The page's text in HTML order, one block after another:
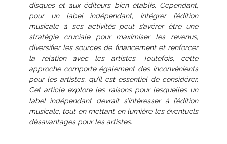
disques et aux éditeurs bien établis. Cependant,
pour un label indépendant, intégrer l’édition
musicale à ses activités peut s’avérer être une
stratégie cruciale pour maximiser les revenus,
diversifier les sources de financement et renforcer
la relation avec les artistes. Toutefois, cette
approche comporte également des inconvénients
pour les artistes, qu’il est essentiel de considérer.
Cet article explore les raisons pour lesquelles un
label indépendant devrait s’intéresser à l’édition
musicale, tout en mettant en lumière les éventuels
désavantages pour les artistes.